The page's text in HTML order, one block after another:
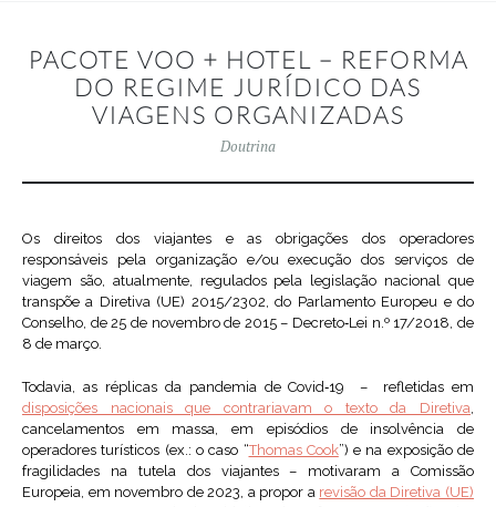
PACOTE VOO + HOTEL – REFORMA
DO REGIME JURÍDICO DAS
VIAGENS ORGANIZADAS
Doutrina
Os direitos dos viajantes e as obrigações dos operadores
responsáveis pela organização e/ou execução dos serviços de
viagem são, atualmente, regulados pela legislação nacional que
transpõe a Diretiva (UE) 2015/2302, do Parlamento Europeu e do
Conselho, de 25 de novembro de 2015 – Decreto‑Lei n.º 17/2018, de
8 de março.
Todavia, as réplicas da pandemia de Covid‑19 – refletidas em
disposições nacionais que contrariavam o texto da Diretiva,
cancelamentos em massa, em episódios de insolvência de
operadores turísticos (ex.: o caso “Thomas Cook”) e na exposição de
fragilidades na tutela dos viajantes – motivaram a Comissão
Europeia, em novembro de 2023, a propor a revisão da Diretiva (UE)